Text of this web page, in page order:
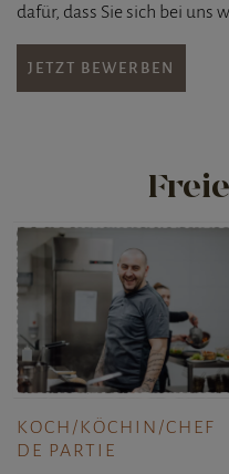
dafür, dass Sie sich bei uns
JETZT BEWERBEN
KOCH/KÖCHIN/CHEF
DE PARTIE